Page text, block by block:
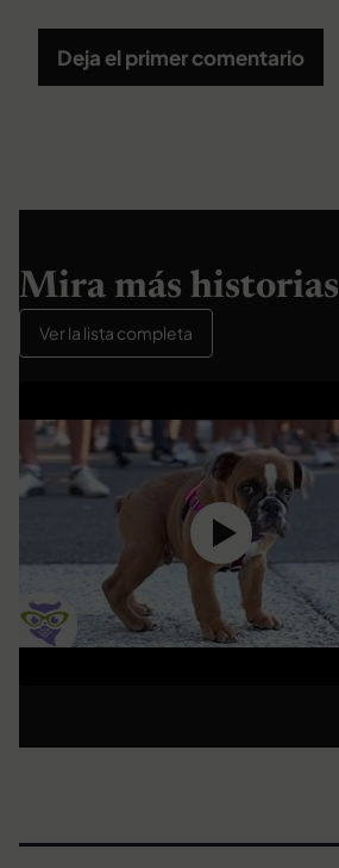
Deja el primer comentario
Mira más historias
Ver la lista completa